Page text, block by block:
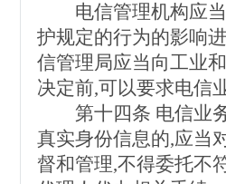
电信管理机构应当
护规定的行为的影响
信管理局应当向工业
决定前,可以要求电信
第十四条 电信业务
真实身份信息的,应当
督和管理,不得委托不